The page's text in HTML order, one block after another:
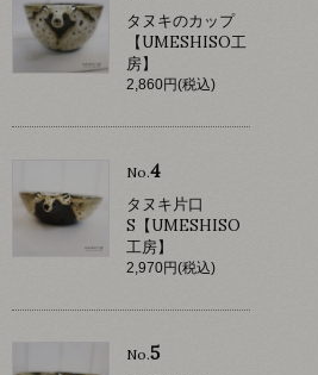
タヌキのカップ
【UMESHISO工
房】
2,860円(税込)
No.4
タヌキ片口
S【UMESHISO
工房】
2,970円(税込)
No.5